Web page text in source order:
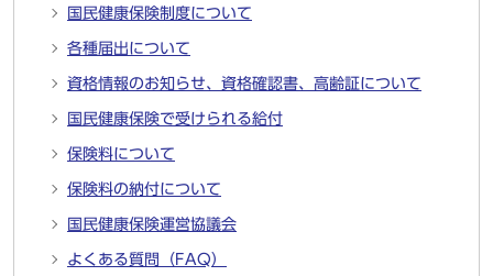
国民健康保険制度について
各種届出について
資格情報のお知らせ、資格確認書、高齢証について
国民健康保険で受けられる給付
保険料について
保険料の納付について
国民健康保険運営協議会
よくある質問（FAQ）